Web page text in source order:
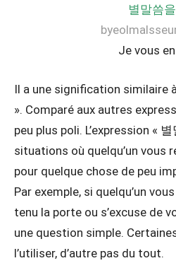
별말씀
Je vous
Il a une signification similaire
». Comparé aux autres
peu plus poli. L’expression «
situations où quelqu’un vous
pour quelque chose de peu
Par exemple, si quelqu’un
tenu la porte ou s’excuse de
une question simple.
l’utiliser, d’autre pas du tout.